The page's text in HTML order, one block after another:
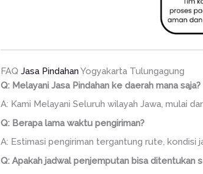
FAQJasa Pindahan Yogyakarta Tulungagung
Q: Melayani Jasa Pindahan ke daerah mana saja?
A: Kami Melayani Seluruh wilayah Jawa, mulai
Q: Berapa lama waktu pengiriman?
A: Estimasi pengiriman tergantung rute, kondisi
Q: Apakah jadwal penjemputan bisa ditentukan